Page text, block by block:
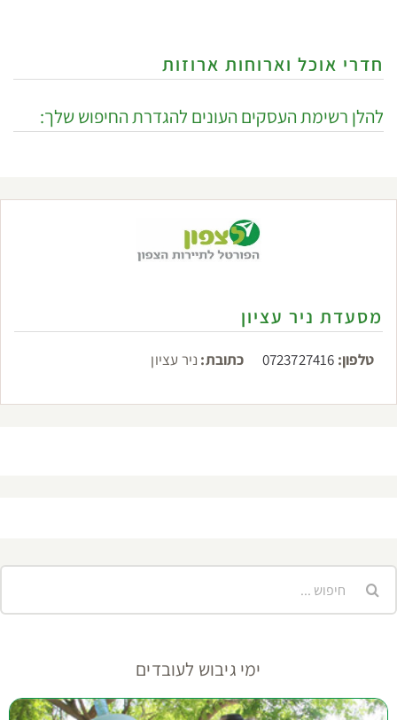
חדרי אוכל וארוחות ארוזות
להלן רשימת העסקים העונים להגדרת החיפוש שלך:
מסעדת ניר עציון
טלפון: 0723727416 כתובת: ניר עציון
ימי גיבוש לעובדים